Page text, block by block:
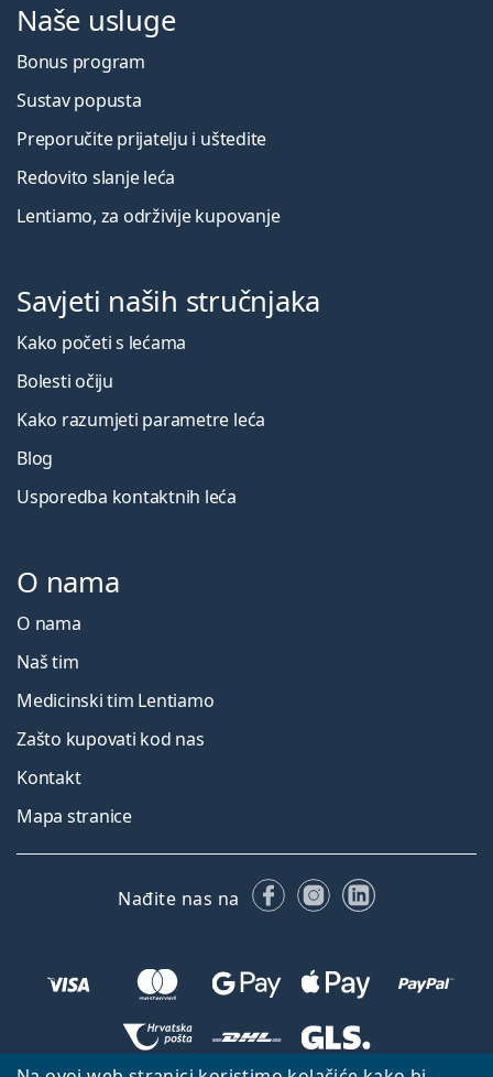
Naše usluge
Bonus program
Sustav popusta
Preporučite prijatelju i uštedite
Redovito slanje leća
Lentiamo, za održivije kupovanje
Savjeti naših stručnjaka
Kako početi s lećama
Bolesti očiju
Kako razumjeti parametre leća
Blog
Usporedba kontaktnih leća
O nama
O nama
Naš tim
Medicinski tim Lentiamo
Zašto kupovati kod nas
Kontakt
Mapa stranice
Nađite nas na FacebookuInstagramu
LinkedIn